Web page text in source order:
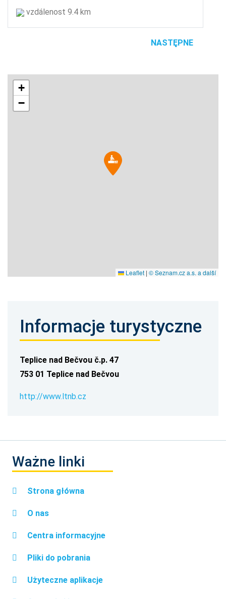
vzdálenost 9.4 km
NASTĘPNE
+
−
Leaflet | © Seznam.cz a.s. a další
Informacje turystyczne
Teplice nad Bečvou č.p. 47
753 01 Teplice nad Bečvou
http://www.ltnb.cz
Ważne linki
Strona główna
O nas
Centra informacyjne
Pliki do pobrania
Użyteczne aplikacje